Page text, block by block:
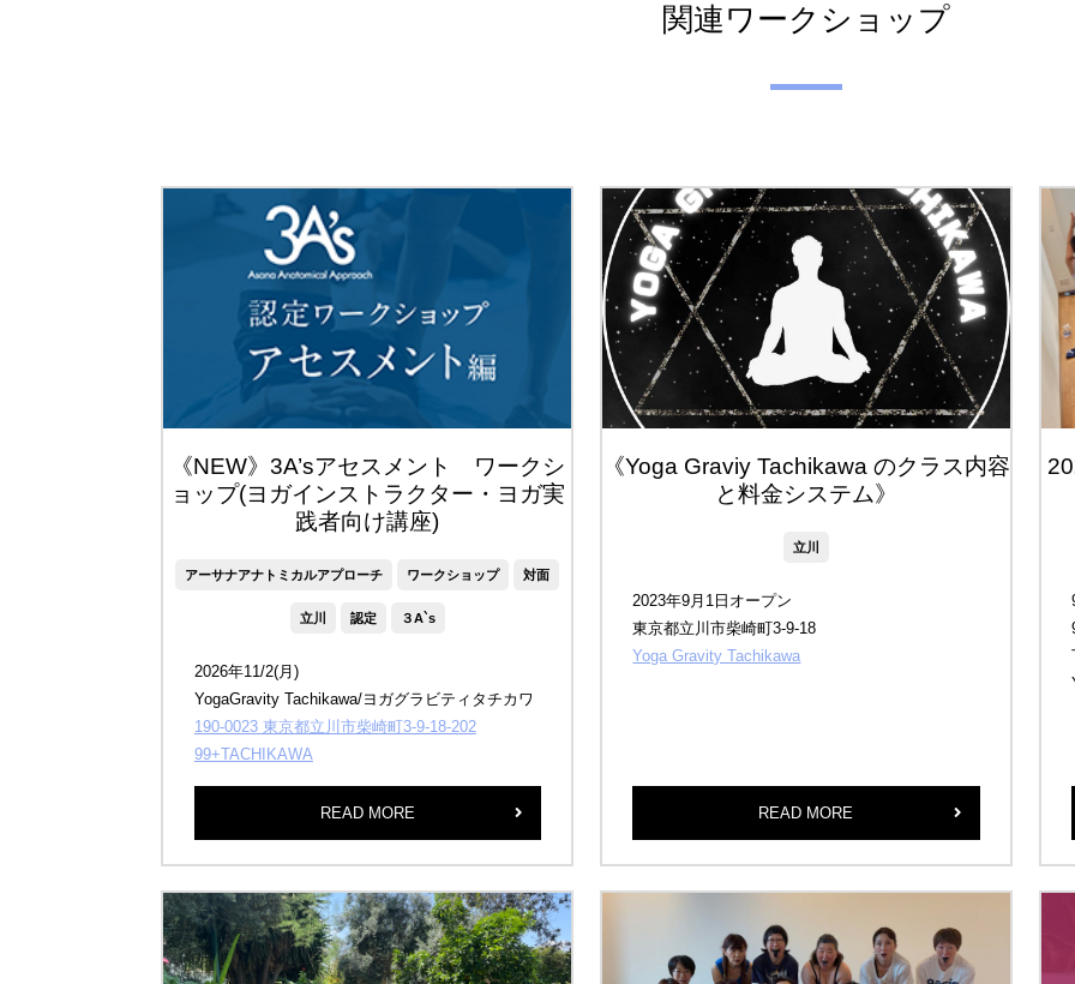
関連ワークショップ
《NEW》3A’sアセスメント ワークシ
ョップ(ヨガインストラクター・ヨガ実
践者向け講座)
アーサナアナトミカルアプローチ ワークショップ 対面
立川 認定 ３A`s
2026年11/2(月)
YogaGravity Tachikawa/ヨガグラビティタチカワ
190-0023 東京都立川市柴崎町3-9-18-202
99+TACHIKAWA
READ MORE
《Yoga Graviy Tachikawa のクラス内容
と料金システム》
立川
2023年9月1日オープン
東京都立川市柴崎町3-9-18
Yoga Gravity Tachikawa
READ MORE